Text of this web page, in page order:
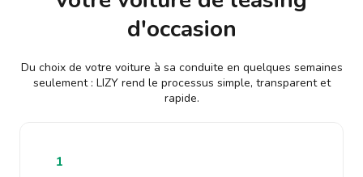
d'occasion
Du choix de votre voiture à sa conduite en quelques semaines
seulement : LIZY rend le processus simple, transparent et
rapide.
1